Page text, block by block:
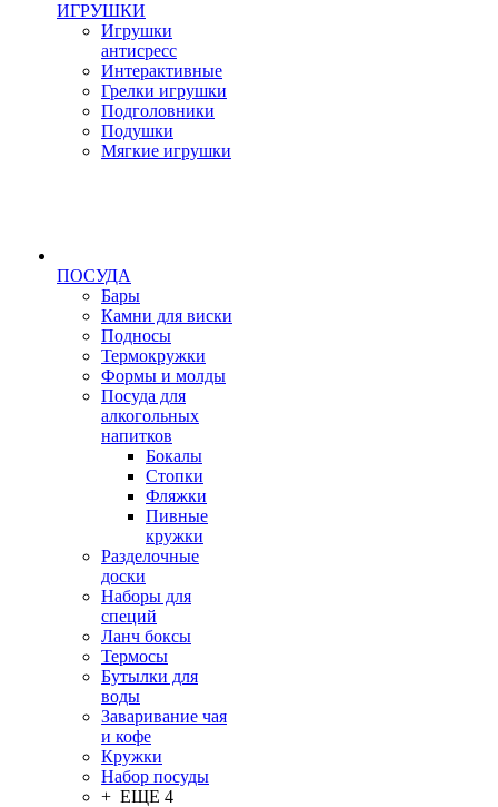
ИГРУШКИ
Игрушки
антисресс
Интерактивные
Грелки игрушки
Подголовники
Подушки
Мягкие игрушки
ПОСУДА
Бары
Камни для виски
Подносы
Термокружки
Формы и молды
Посуда для
алкогольных
напитков
Бокалы
Стопки
Фляжки
Пивные
кружки
Разделочные
доски
Наборы для
специй
Ланч боксы
Термосы
Бутылки для
воды
Заваривание чая
и кофе
Кружки
Набор посуды
+ ЕЩЕ 4